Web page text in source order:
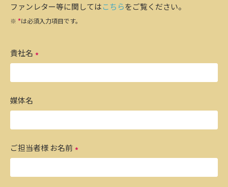
ファンレター等に関してはこちらをご覧ください。
※ *は必須入力項目です。
貴社名
媒体名
ご担当者様 お名前